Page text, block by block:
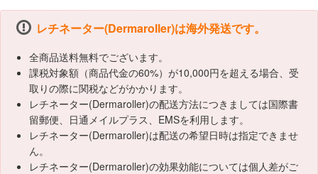
レチネーター(Dermaroller)は海外発送です。
全商品送料無料でございます。
課税対象額（商品代金の60%）が10,000円を超える場合、受
取りの際に関税などがかかります。
レチネーター(Dermaroller)の配送方法につきましては国際書
留郵便、日通メイルプラス、EMSを利用します。
レチネーター(Dermaroller)は配送の希望日時は指定できませ
ん。
レチネーター(Dermaroller)の効果効能については個人差がご